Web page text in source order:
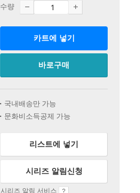
수량
카트에 넣기
바로구매
국내배송만 가능
문화비소득공제 가능
리스트에 넣기
시리즈 알림신청
시리즈 알림 서비스